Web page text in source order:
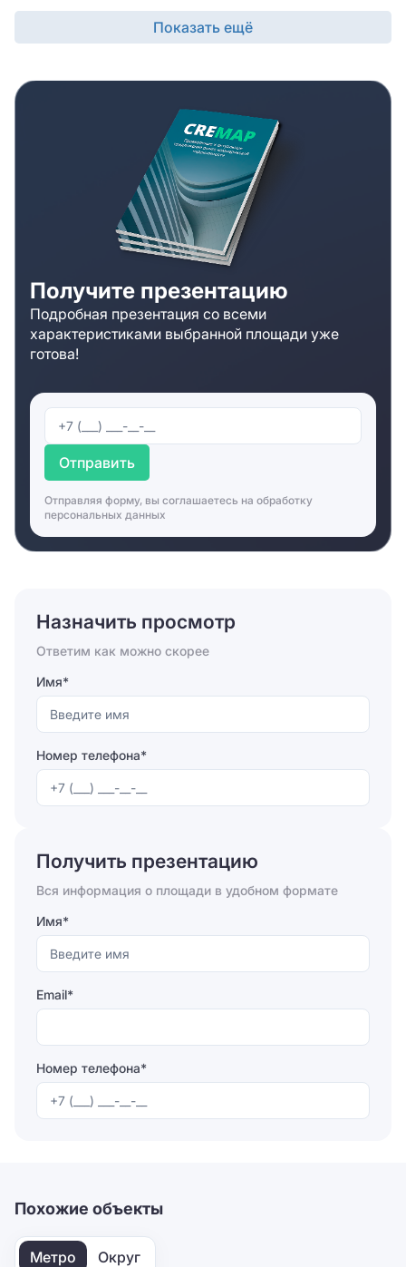
попадают, войдя в здание. Вход в офисный центр
осуществляется строго по пропускам. На входе, для
специальные турникеты. По этажам можно с
комфортом передвигаться на скоростных лифтах.
Все офисы имеют кабинетную планировку. Площадь
предлагаемых в аренду помещений различна. От
самых маленьких, где может разместиться
несколько человек, до больших просторных
помещений, где можно поместить целый отдел
компании. В здании имеются современные системы
жизнеобеспечения. В каждом из офисов установлены
кондиционеры. Все офисы уже полностью готовы к
работе. В них сделан современный ремонт. Стиль
оформления стандартный для таких помещений.
Мебели нет. Поэтому каждая компания должна
решать эту проблему самостоятельно.
Красносельская 2»
Для полноценной работы компаний проведён
интернет и телефонные линии. Рядом со зданием
находится парковка для машин персонала и гостей
центра. Стоянка охраняется постоянно с помощью
камер видеонаблюдения. В здании работает
курьерская служба, которая отвечает за доставку
корреспонденции и небольших пакетов. В нем
арендаторы могут заказать визитки буклеты и
другую печатную продукцию. Пообедать можно в
расположенных поблизости кафе и ресторане. При
необходимости сотрудники компаний заказывают
доставку обедов в офис. В целом в бизнес-центре
созданы все условия для плодотворной работы и
расположенные рядом со зданием офисного центра
магазины.
Показать ещё
Получите презентацию
Подробная презентация со всеми
характеристиками выбранной площади уже
готова!
Отправить
Отправляя форму, вы соглашаетесь на обработку
персональных данных
Назначить просмотр
Ответим как можно скорее
Имя*
Номер телефона*
Отправить
Получить презентацию
Вся информация о площади в удобном формате
Имя*
Email*
Номер телефона*
Похожие объекты
Метро Округ